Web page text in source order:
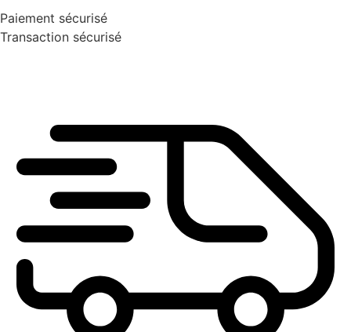
Paiement sécurisé
Transaction sécurisé